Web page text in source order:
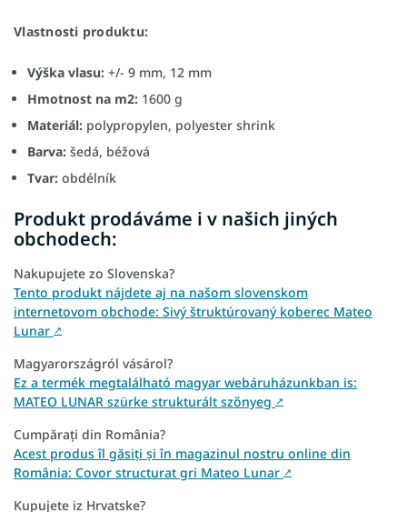
Vlastnosti produktu:
Výška vlasu: +/- 9 mm, 12 mm
Hmotnost na m2: 1600 g
Materiál: polypropylen, polyester shrink
Barva: šedá, béžová
Tvar: obdélník
Produkt prodáváme i v našich jiných
obchodech:
Nakupujete zo Slovenska?
Tento produkt nájdete aj na našom slovenskom
internetovom obchode: Sivý štruktúrovaný koberec Mateo
Lunar ↗
Magyarországról vásárol?
Ez a termék megtalálható magyar webáruházunkban is:
MATEO LUNAR szürke strukturált szőnyeg ↗
Cumpărați din România?
Acest produs îl găsiți și în magazinul nostru online din
România: Covor structurat gri Mateo Lunar ↗
Kupujete iz Hrvatske?